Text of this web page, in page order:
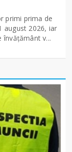
primi prima de
august 2026, iar
învățământ v...